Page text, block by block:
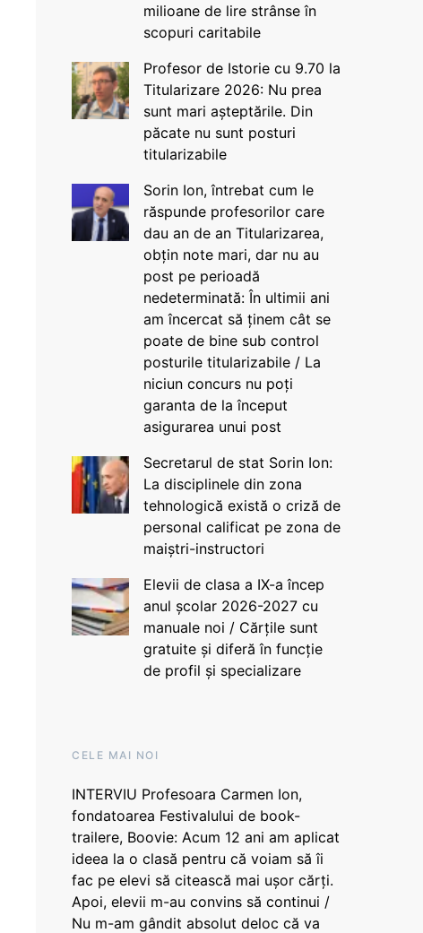
milioane de lire strânse în
scopuri caritabile
Profesor de Istorie cu 9.70 la
Titularizare 2026: Nu prea
sunt mari așteptările. Din
păcate nu sunt posturi
titularizabile
Sorin Ion, întrebat cum le
răspunde profesorilor care
dau an de an Titularizarea,
obțin note mari, dar nu au
post pe perioadă
nedeterminată: În ultimii ani
am încercat să ținem cât se
poate de bine sub control
posturile titularizabile / La
niciun concurs nu poți
garanta de la început
asigurarea unui post
Secretarul de stat Sorin Ion:
La disciplinele din zona
tehnologică există o criză de
personal calificat pe zona de
maiștri-instructori
Elevii de clasa a IX-a încep
anul școlar 2026-2027 cu
manuale noi / Cărțile sunt
gratuite și diferă în funcție
de profil și specializare
CELE MAI NOI
INTERVIU Profesoara Carmen Ion,
fondatoarea Festivalului de book-
trailere, Boovie: Acum 12 ani am aplicat
ideea la o clasă pentru că voiam să îi
fac pe elevi să citească mai ușor cărți.
Apoi, elevii m-au convins să continui /
Nu m-am gândit absolut deloc că va